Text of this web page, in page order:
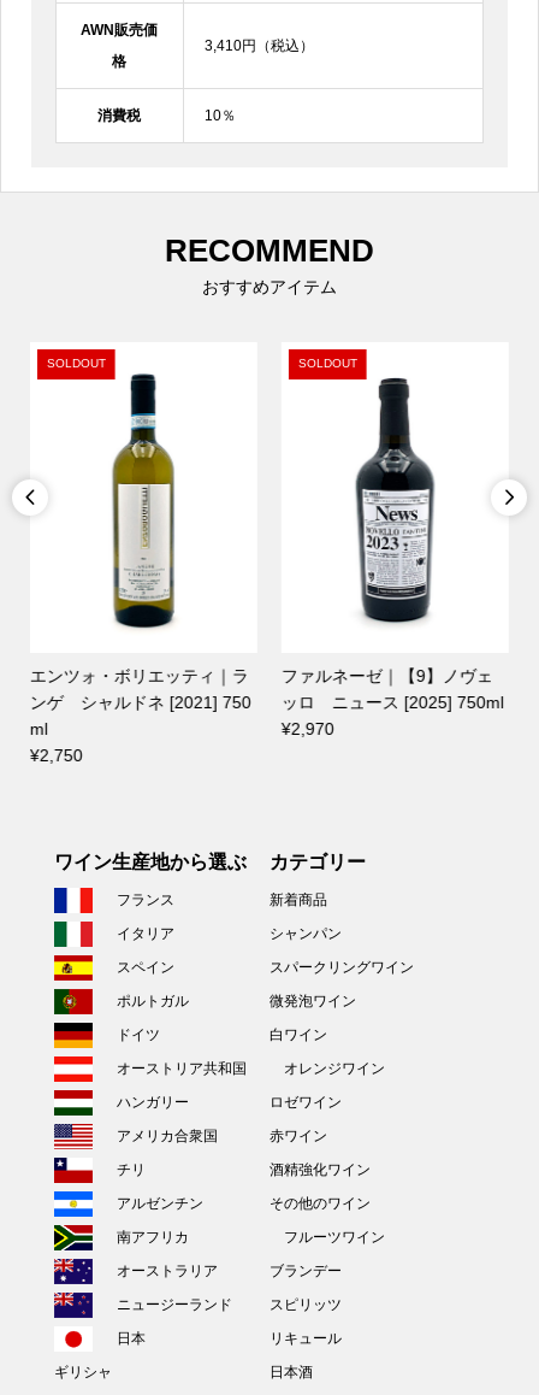
AWN販売価
格
3,410円（税込）
消費税 10％
RECOMMEND
おすすめアイテム

SOLDOUT
エンツォ・ボリエッティ｜ラ
ンゲ シャルドネ [2021] 750
ml
¥2,750
SOLDOUT
ファルネーゼ｜【9】ノヴェ
ッロ ニュース [2025] 750ml
¥2,970

ワイン生産地から選ぶ
フランス
イタリア
スペイン
ポルトガル
ドイツ
オーストリア共和国
ハンガリー
アメリカ合衆国
チリ
アルゼンチン
南アフリカ
オーストラリア
ニュージーランド
日本
ギリシャ
カテゴリー
新着商品
シャンパン
スパークリングワイン
微発泡ワイン
白ワイン
オレンジワイン
ロゼワイン
赤ワイン
酒精強化ワイン
その他のワイン
フルーツワイン
ブランデー
スピリッツ
リキュール
日本酒